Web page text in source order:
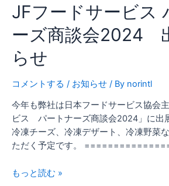
JFフードサービス
ーズ商談会2024
らせ
コメントする / お知らせ / By norintl
今年も弊社は日本フードサービス協会
ビス パートナーズ商談会2024」に出
冷凍チーズ、冷凍デザート、冷凍野菜
ただく予定です。
ー
ド
サ
ビ
パ
ー
ト
ナ
ー
商
もっと読む »